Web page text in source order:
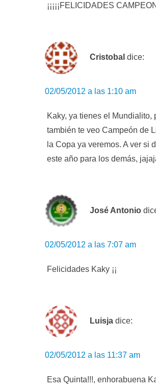
¡¡¡¡¡FELICIDADES
Cristobal dice:
02/05/2012 a las 1:10 am
Kaky, ya tienes el Mundialito,
también te veo Campeón de
la Copa ya veremos. A ver si
este año para los demás,
José Antonio
02/05/2012 a las 7:07 am
Felicidades Kaky ¡¡
Luisja dice:
02/05/2012 a las 11:37 am
Esa Quinta!!!, enhorabuena